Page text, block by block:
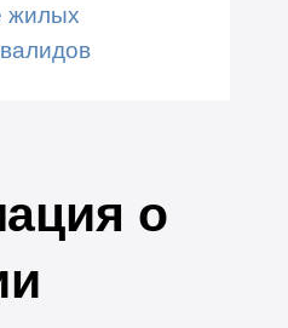
жилых
о